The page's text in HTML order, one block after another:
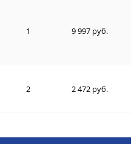
1 9 997 руб.
2 2 472 руб.